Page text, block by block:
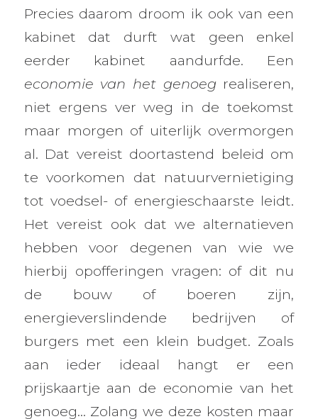
Precies daarom droom ik ook van een
kabinet dat durft wat geen enkel
eerder kabinet aandurfde. Een
economie van het genoegrealiseren,
niet ergens ver weg in de toekomst
maar morgen of uiterlijk overmorgen
al. Dat vereist doortastend beleid om
te voorkomen dat natuurvernietiging
tot voedsel- of energieschaarste leidt.
Het vereist ook dat we alternatieven
hebben voor degenen van wie we
hierbij opofferingen vragen: of dit nu
de bouw of boeren zijn,
energieverslindende bedrijven of
burgers met een klein budget. Zoals
aan ieder ideaal hangt er een
prijskaartje aan de economie van het
genoeg… Zolang we deze kosten maar